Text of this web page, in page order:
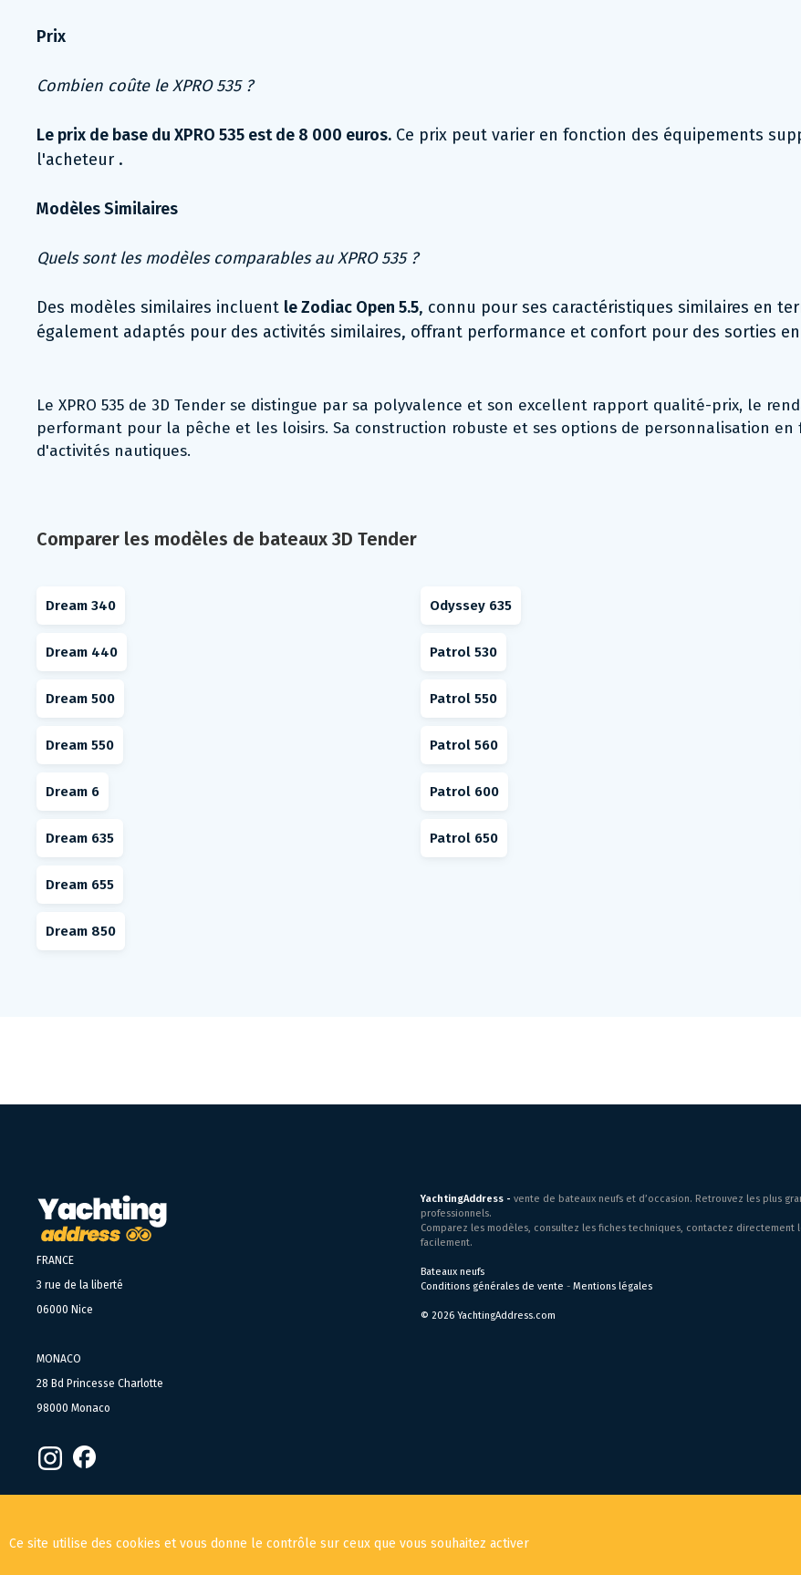
Prix
Combien coûte le XPRO 535 ?
Le prix de base du XPRO 535 est de 8 000 euros. Ce prix peut varier en fonction des équipements
l'acheteur .
Modèles Similaires
Quels sont les modèles comparables au XPRO 535 ?
Des modèles similaires incluent le Zodiac Open 5.5, connu pour ses caractéristiques similaires en
également adaptés pour des activités similaires, offrant performance et confort pour des sorties
Le XPRO 535 de 3D Tender se distingue par sa polyvalence et son excellent rapport qualité-prix, le
performant pour la pêche et les loisirs. Sa construction robuste et ses options de personnalisation
d'activités nautiques.
Comparer les modèles de bateaux 3D Tender
Dream 340
Dream 440
Dream 500
Dream 550
Dream 6
Dream 635
Dream 655
Dream 850
Odyssey 635
Patrol 530
Patrol 550
Patrol 560
Patrol 600
Patrol 650
FRANCE
3 rue de la liberté
06000 Nice
MONACO
28 Bd Princesse Charlotte
98000 Monaco
YachtingAddress - vente de bateaux neufs et d’occasion. Retrouvez les plus
professionnels.
Comparez les modèles, consultez les fiches techniques, contactez
facilement.
Bateaux neufs
Conditions générales de vente -Mentions légales
© 2026 YachtingAddress.com
Ce site utilise des cookies et vous donne le contrôle sur ceux que vous souhaitez activer